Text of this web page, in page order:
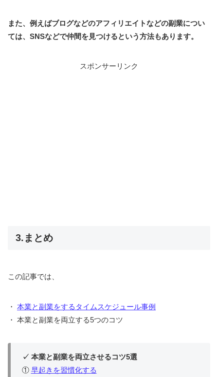
また、例えばブログなどのアフィリエイトなどの副業につい
ては、SNSなどで仲間を見つけるという方法もあります。
スポンサーリンク
3.まとめ
この記事では、
・ 本業と副業をするタイムスケジュール事例
・ 本業と副業を両立する5つのコツ
✓ 本業と副業を両立させるコツ5選
① 早起きを習慣化する